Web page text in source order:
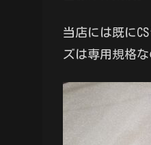
当店には既に
ズは専用規格